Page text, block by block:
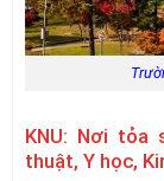
KNU: Nơi tỏa
thuật, Y học,